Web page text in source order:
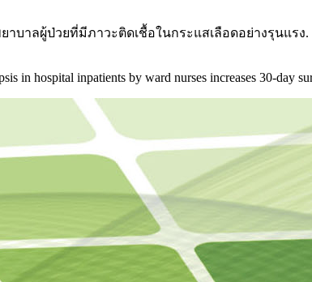
ลผู้ป่วยที่มีภาวะติดเชื้อในกระแสเลือดอย่างรุนแรง
in hospital inpatients by ward nurses increases 30-day